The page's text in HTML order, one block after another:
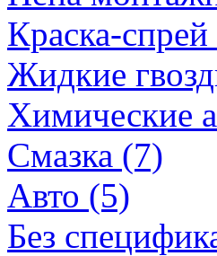
Краска-
Жидкие
Химические
Смазка (7)
Авто (5)
Без